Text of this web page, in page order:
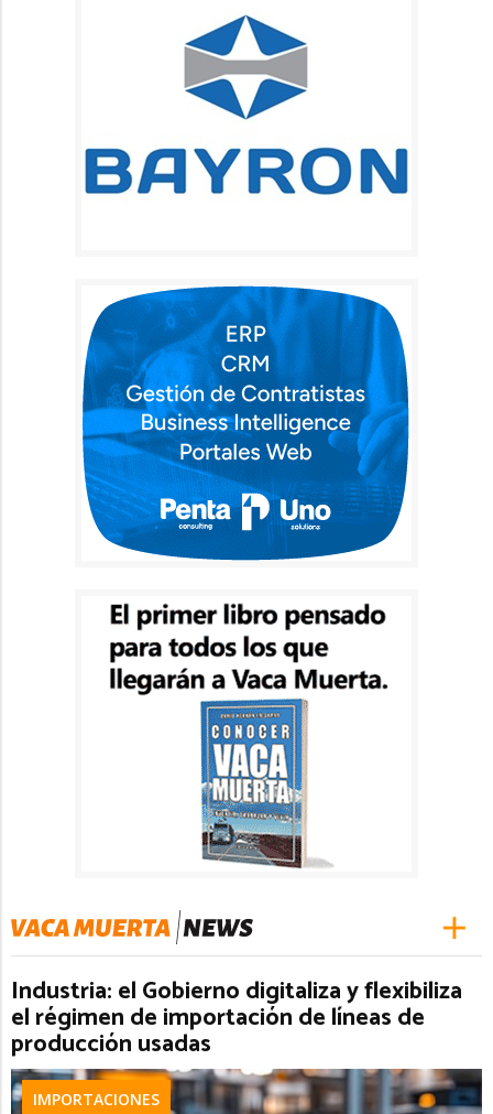
Industria: el Gobierno digitaliza y flexibiliza
el régimen de importación de líneas de
producción usadas
IMPORTACIONES